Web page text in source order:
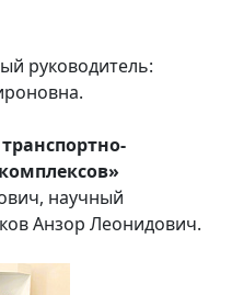
руководитель:
научный
Анзор Леонидович.